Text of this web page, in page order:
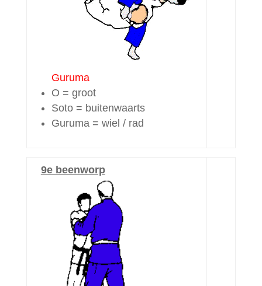
Guruma
O = groot
Soto = buitenwaarts
Guruma = wiel / rad
9e beenworp